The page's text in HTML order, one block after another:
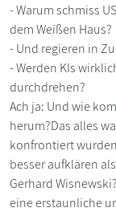
- Warum schmiss
dem Weißen Haus?
- Und regieren in
- Werden KIs
durchdrehen?
Ach ja: Und wie
herum?Das alles
konfrontiert
besser aufklären
Gerhard
eine erstaunliche